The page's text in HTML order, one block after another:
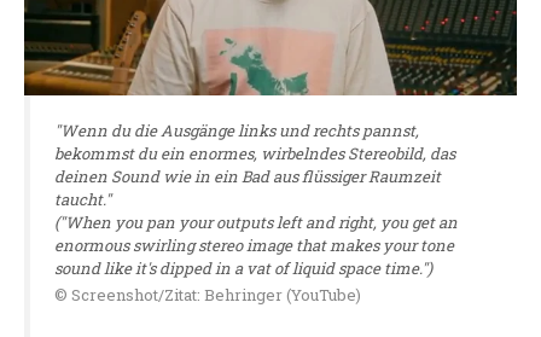
"Wenn du die Ausgänge links und rechts pannst,
bekommst du ein enormes, wirbelndes Stereobild, das
deinen Sound wie in ein Bad aus flüssiger Raumzeit
taucht."
("When you pan your outputs left and right, you get an
enormous swirling stereo image that makes your tone
sound like it's dipped in a vat of liquid space time.")
© Screenshot/Zitat: Behringer (YouTube)